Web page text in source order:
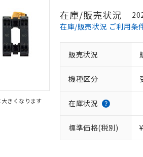
きくなります
在庫/販売状況
在庫/販売状況 ご利用条
販売状況
機種区分
在庫状況
標準価格(税別)